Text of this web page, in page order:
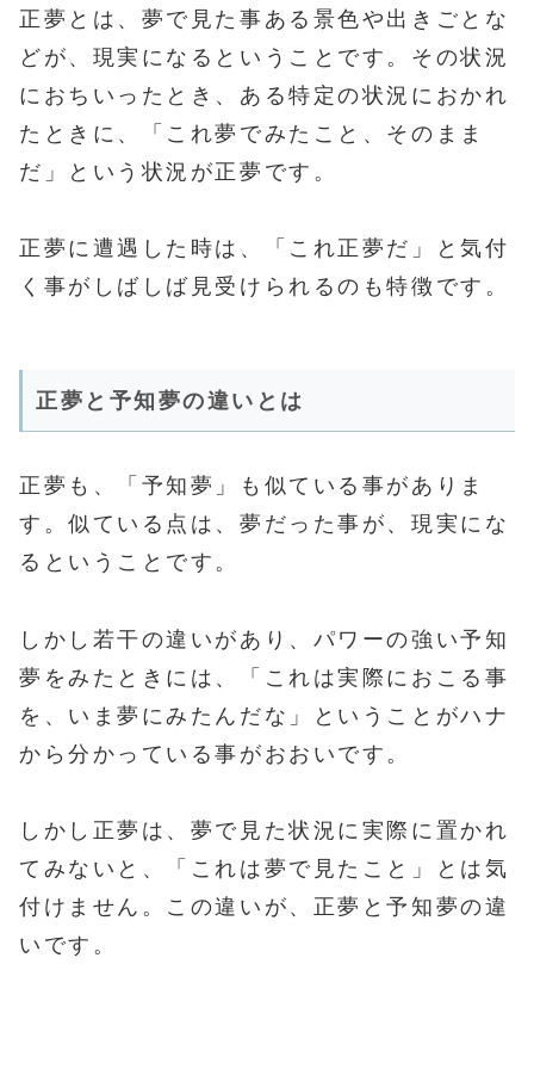
正夢とは、夢で見た事ある景色や出きごとな
どが、現実になるということです。その状況
におちいったとき、ある特定の状況におかれ
たときに、「これ夢でみたこと、そのまま
だ」という状況が正夢です。
正夢に遭遇した時は、「これ正夢だ」と気付
く事がしばしば見受けられるのも特徴です。
正夢と予知夢の違いとは
正夢も、「予知夢」も似ている事がありま
す。似ている点は、夢だった事が、現実にな
るということです。
しかし若干の違いがあり、パワーの強い予知
夢をみたときには、「これは実際におこる事
を、いま夢にみたんだな」ということがハナ
から分かっている事がおおいです。
しかし正夢は、夢で見た状況に実際に置かれ
てみないと、「これは夢で見たこと」とは気
付けません。この違いが、正夢と予知夢の違
いです。